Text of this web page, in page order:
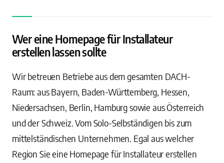
Wer eine Homepage für Installateur
erstellen lassen sollte
Wir betreuen Betriebe aus dem gesamten DACH-
Raum: aus Bayern, Baden-Württemberg, Hessen,
Niedersachsen, Berlin, Hamburg sowie aus Österreich
und der Schweiz. Vom Solo-Selbständigen bis zum
mittelständischen Unternehmen. Egal aus welcher
Region Sie eine Homepage für Installateur erstellen